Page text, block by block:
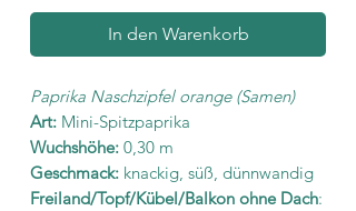
In den Warenkorb
Paprika Naschzipfel orange (Samen)
Art: Mini-Spitzpaprika
Wuchshöhe: 0,30 m
Geschmack: knackig, süß, dünnwandig
Freiland/Topf/Kübel/Balkon ohne Dach: